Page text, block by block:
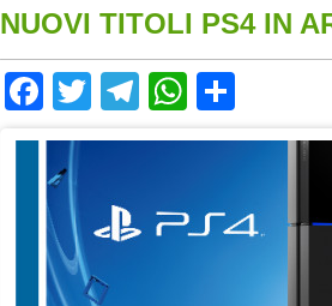
NUOVI TITOLI PS4 IN
Facebook
TwitterTelegram